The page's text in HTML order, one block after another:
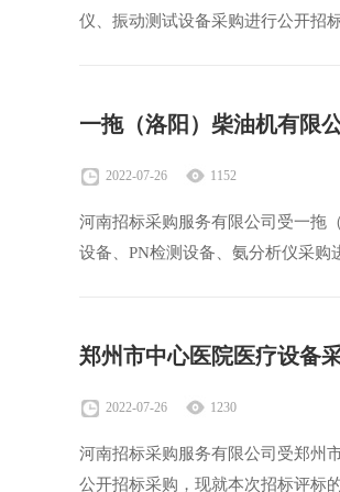
仪、振动测试设备采购进行公开招
2022-07-26 1152
河南招标采购服务有限公司受一拖
设备、PN检测设备、氨分析仪采
郑州市中心医院医疗设备
2022-07-26 1230
河南招标采购服务有限公司受郑州
公开招标采购，现就本次招标评标